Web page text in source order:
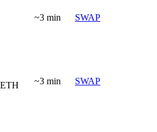
~3 min SWAP
~3 min SWAP